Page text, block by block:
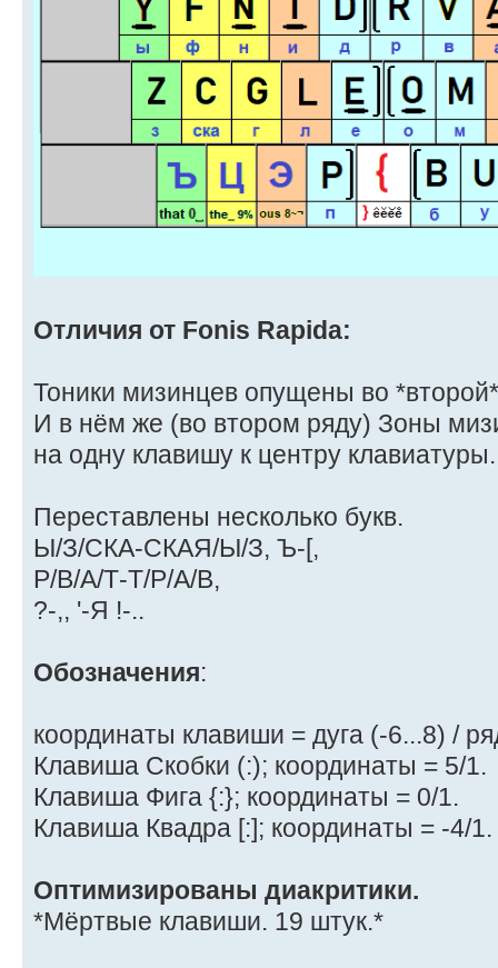
Отличия от Fonis Rapida:
Тоники мизинцев опущены во
И в нём же (во втором ряду) Зоны
на одну клавишу к центру клавиатуры.
Переставлены несколько букв.
Ы/З/СКА-СКАЯ/Ы/З, Ъ-[,
Р/В/А/Т-Т/Р/А/В,
?-,, '-Я !-..
Обозначения:
координаты клавиши = дуга (-6...8) /
Клавиша Скобки (:); координаты = 5/1.
Клавиша Фига {:}; координаты = 0/1.
Клавиша Квадра [:]; координаты = -4/1.
Оптимизированы диакритики.
*Мёртвые клавиши. 19 штук.*